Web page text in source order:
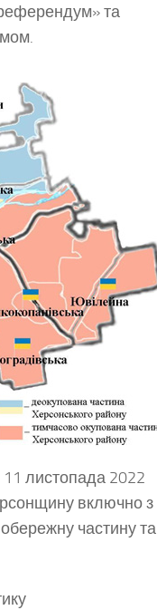
та
11 листопада 2022
включно з
частину та